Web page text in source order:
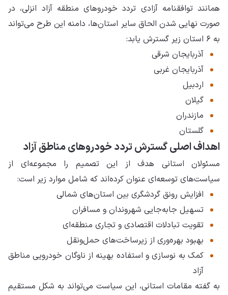
همانند توافقنامه آزادی تردد خودروهای منطقه آزاد انزلی، در
صورت نهایی شدن الحاق سایر استان‌ها، دامنه این طرح می‌تواند
به ۶ استان زیر گسترش یابد:
آذربایجان شرقی
آذربایجان غربی
اردبیل
گیلان
مازندران
گلستان
اهداف اصلی گسترش تردد خودروهای مناطق آزاد
مسئولان استانی هدف از این تصمیم را مجموعه‌ای از
سیاست‌های توسعه‌ای عنوان کرده‌اند که شامل موارد زیر است:
افزایش رونق گردشگری بین استان‌های شمالی
تسهیل جابه‌جایی شهروندان و مسافران
تقویت تبادلات اقتصادی و تجاری منطقه‌ای
بهبود بهره‌وری از زیرساخت‌های حمل‌ونقل
کمک به نوسازی و استفاده بهینه از ناوگان خودرویی مناطق
آزاد
به گفته مقامات استانی، این سیاست می‌تواند به شکل مستقیم